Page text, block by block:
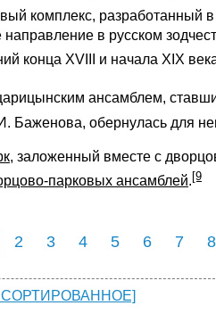
комплекс, разработанный в
в русском
конца XVIII и начала XIX
ансамблем,
Баженова, обернулась для
, заложенный вместе с
парковых ансамблей. [9
2 3 4 5 6 7 8